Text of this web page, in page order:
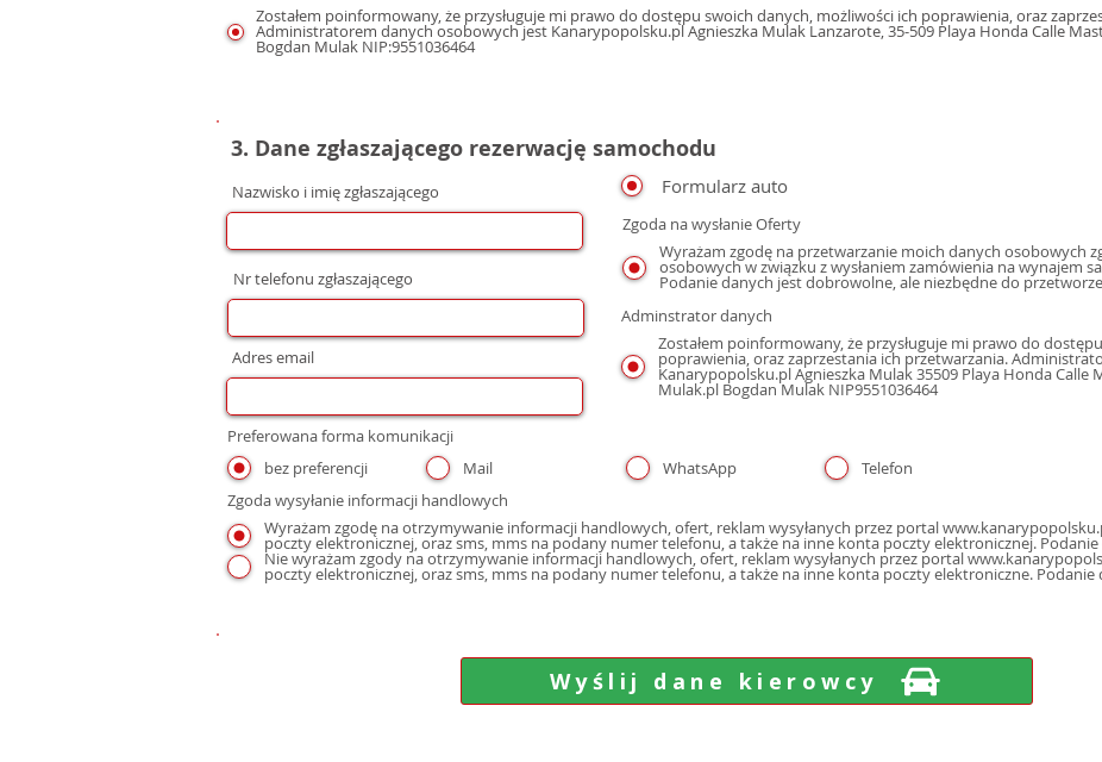
Zostałem poinformowany, że przysługuje mi prawo do dostępu swoich danych, możliwości ich poprawienia, oraz
Administratorem danych osobowych jest Kanarypopolsku.pl Agnieszka Mulak Lanzarote, 35-509 Playa Honda Calle
Bogdan Mulak NIP:9551036464
3. Dane zgłaszającego rezerwację samochodu
Formularz auto
Nr telefonu zgłaszającego
Zgoda na wysłanie Oferty
Wyrażam zgodę na przetwarzanie moich danych osobowych
osobowych w związku z wysłaniem zamówienia na wynajem
Podanie danych jest dobrowolne, ale niezbędne do
Adminstrator danych
Zostałem poinformowany, że przysługuje mi prawo do
poprawienia, oraz zaprzestania ich przetwarzania.
Kanarypopolsku.pl Agnieszka Mulak 35509 Playa Honda Calle
Mulak.pl Bogdan Mulak NIP9551036464
Nazwisko i imię zgłaszającego
Adres email
Preferowana forma komunikacji
bez preferencji
Mail WhatsApp
Telefon
Zgoda wysyłanie informacji handlowych
Wyrażam zgodę na otrzymywanie informacji handlowych, ofert, reklam wysyłanych przez portal
poczty elektronicznej, oraz sms,
Nie wyrażam zgody na otrzymywanie informacji handlowych, ofert, reklam wysyłanych przez portal
poczty elektronicznej, oraz sms, mms na podany numer telefonu, a także na inne konta poczty elektroniczne.
Wyślij dane kierowcy